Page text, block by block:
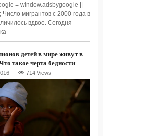
= window.adsbygoogle ||
Число мигрантов с 2000 года в
вдвое. Сегодня
детей в мире живут в
такое черта бедности
714 Views